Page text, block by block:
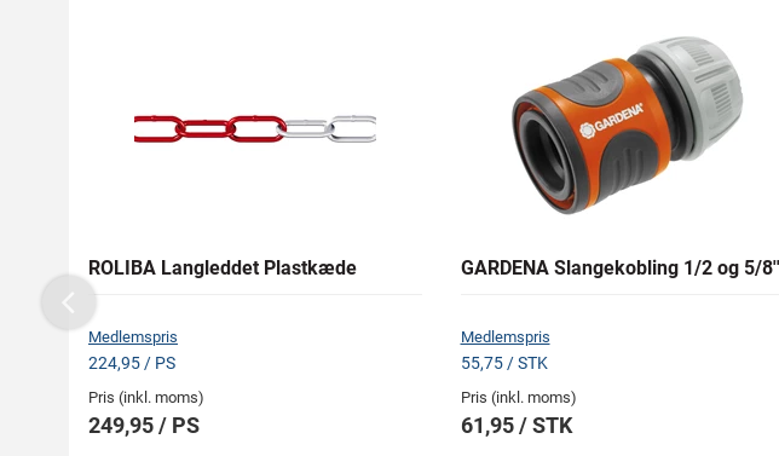
ROLIBA Langleddet Plastkæde
Medlemspris
224,95 / PS
Pris (inkl. moms)
249,95 / PS
GARDENA Slangekobling 1/2 og 5/8''
Medlemspris
55,75 / STK
Pris (inkl. moms)
61,95 / STK
Previous